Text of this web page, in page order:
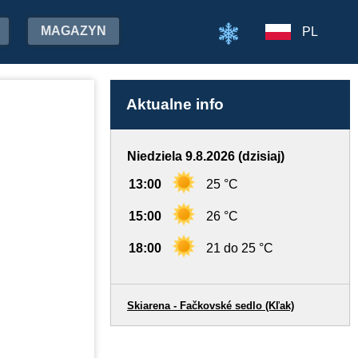
MAGAZYN PL
Aktualne info
Niedziela 9.8.2026 (dzisiaj)
13:00 25 °C
15:00 26 °C
18:00 21 do 25 °C
Skiarena - Fačkovské sedlo (Kľak)